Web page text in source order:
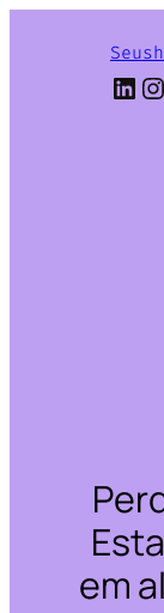
em